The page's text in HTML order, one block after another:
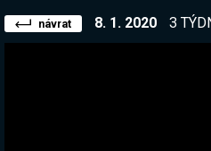
návrat 8. 1. 2020 3 TÝDNY JSEM NEBYL U